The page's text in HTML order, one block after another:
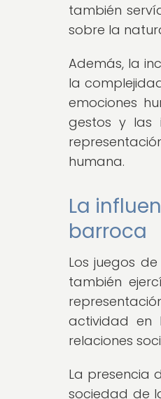
también
sobre la
Además, la
la
emociones
gestos y las
humana.
La
barroca
Los juegos
también
actividad en
relaciones
La presencia
sociedad de